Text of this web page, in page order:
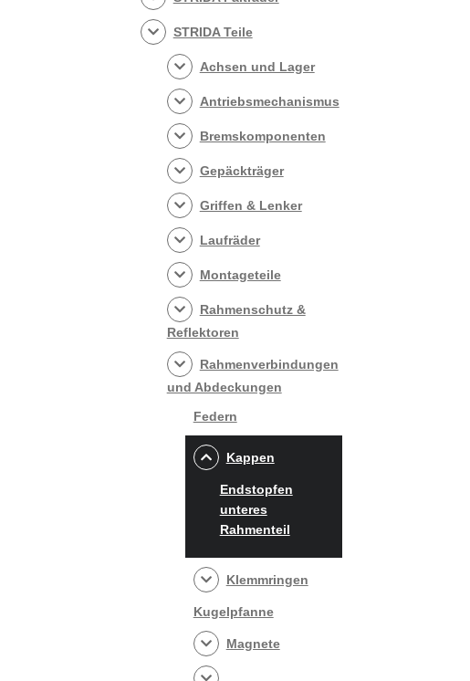
STRIDA Teile
Achsen und Lager
Antriebsmechanismus
Bremskomponenten
Gepäckträger
Griffen & Lenker
Laufräder
Montageteile
Rahmenschutz &
Reflektoren
Rahmenverbindungen
und Abdeckungen
Federn
Kappen
Endstopfen
unteres
Rahmenteil
Klemmringen
Kugelpfanne
Magnete